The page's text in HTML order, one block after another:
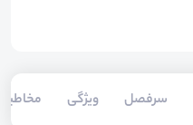
سرفصل ویژگی